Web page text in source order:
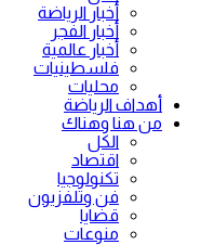
أخبار الرياضة
أخبار الفجر
أخبار عالمية
فلسطينيات
محليات
أهداف الرياضة
من هنا وهناك
الكل
اقتصاد
تكنولوجيا
فن وتلفزيون
قضايا
منوعات